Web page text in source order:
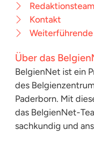
Redaktionsteam
Kontakt
Weiterführende
Über das
BelgienNet ist ein
des
Paderborn. Mit
das BelgienNet-
sachkundig und